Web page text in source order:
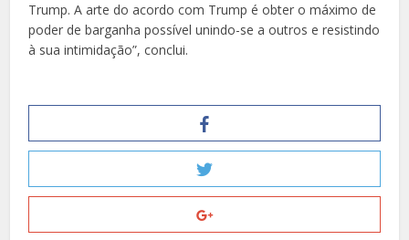
Trump. A arte do acordo com Trump é obter o máximo de
poder de barganha possível unindo-se a outros e resistindo
à sua intimidação”, conclui.